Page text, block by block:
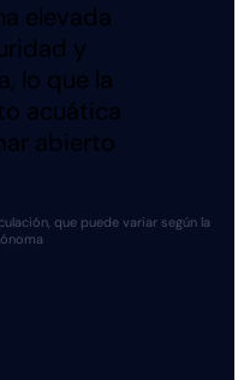
elevada
y
lo que la
acuática
abierto
que puede variar según la